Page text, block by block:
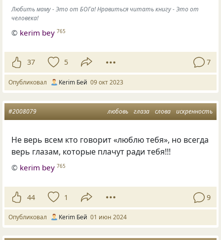
Любить маму - Это от БОГа! Нравиться читать книгу - Это от
человека!
© kerim bey 765
37 5 7
Опубликовал Kerim Бей 09 окт 2023
любовь глаза слова искренность
#2008079
Не верь всем кто говорит «люблю тебя», но всегда
верь глазам, которые плачут ради тебя!!!
© kerim bey 765
44 1 9
Опубликовал Kerim Бей 01 июн 2024